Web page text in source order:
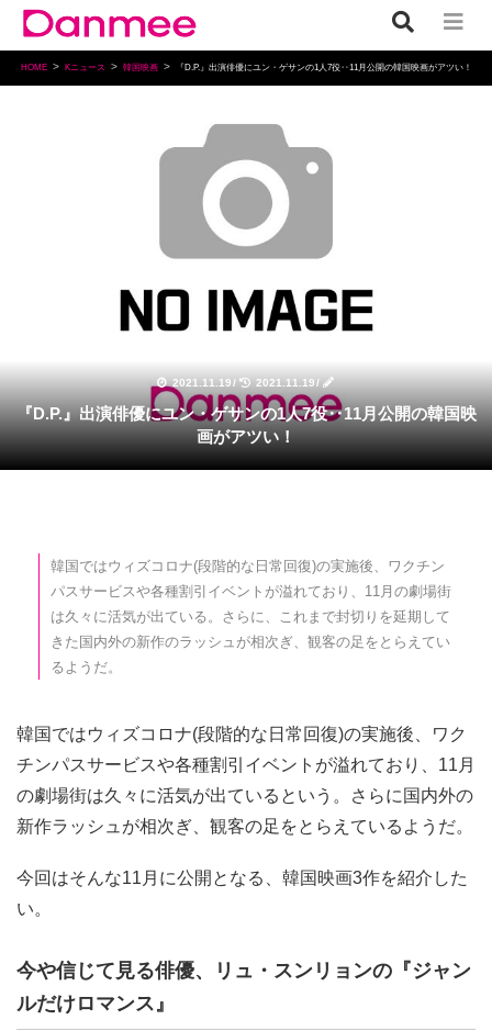
HOME Kニュース 韓国映画 『D.P.』出演俳優にユン・ゲサンの1人7役‥11月公開の韓国映画がアツい！
2021.11.19/ 2021.11.19/
『D.P.』出演俳優にユン・ゲサンの1人7役‥11月公開の韓国映
画がアツい！
韓国ではウィズコロナ(段階的な日常回復)の実施後、ワクチン
パスサービスや各種割引イベントが溢れており、11月の劇場街
は久々に活気が出ている。さらに、これまで封切りを延期して
きた国内外の新作のラッシュが相次ぎ、観客の足をとらえてい
るようだ。
韓国ではウィズコロナ(段階的な日常回復)の実施後、ワク
チンパスサービスや各種割引イベントが溢れており、11月
の劇場街は久々に活気が出ているという。さらに国内外の
新作ラッシュが相次ぎ、観客の足をとらえているようだ。
今回はそんな11月に公開となる、韓国映画3作を紹介した
い。
今や信じて見る俳優、リュ・スンリョンの『ジャン
ルだけロマンス』